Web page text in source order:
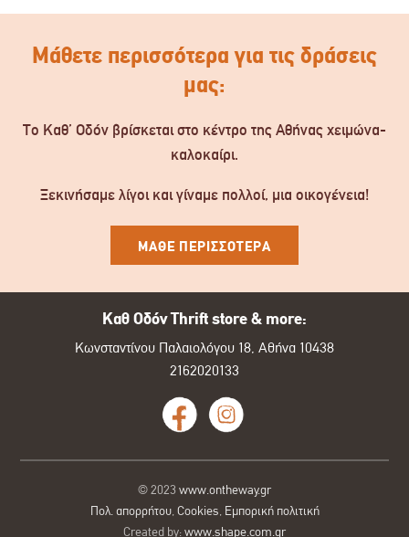
Μάθετε περισσότερα για τις δράσεις
μας:
Το Καθ’ Οδόν βρίσκεται στο κέντρο της Αθήνας χειμώνα-
καλοκαίρι.
Ξεκινήσαμε λίγοι και γίναμε πολλοί, μια οικογένεια!
ΜΑΘΕ ΠΕΡΙΣΣΟΤΕΡΑ
Καθ Οδόν Thrift store & more:
Κωνσταντίνου Παλαιολόγου 18, Αθήνα 10438
2162020133
© 2023 www.ontheway.gr
Πολ. απορρήτου, Cookies Εμπορική πολιτική
Created by:www.shape.com.gr